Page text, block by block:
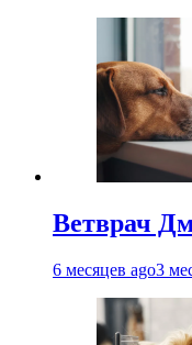
Ветврач
6 месяцев ago3